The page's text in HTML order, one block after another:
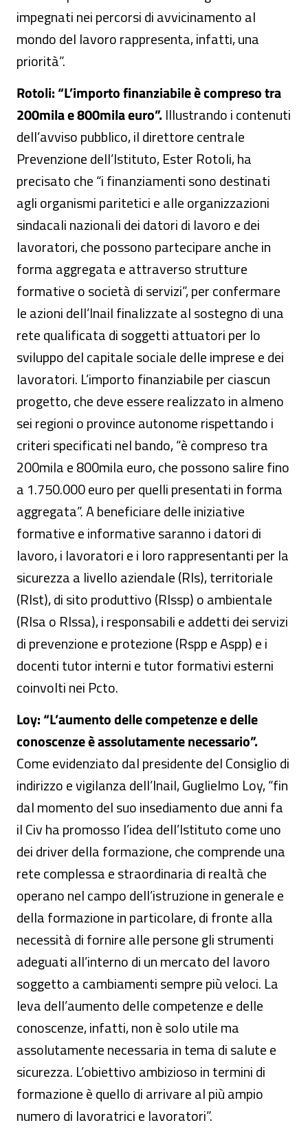
impegnati nei percorsi di avvicinamento al
mondo del lavoro rappresenta, infatti, una
priorità”.
Rotoli: “L’importo finanziabile è compreso tra
200mila e 800mila euro”. Illustrando i contenuti
dell’avviso pubblico, il direttore centrale
Prevenzione dell’Istituto, Ester Rotoli, ha
precisato che “i finanziamenti sono destinati
agli organismi paritetici e alle organizzazioni
sindacali nazionali dei datori di lavoro e dei
lavoratori, che possono partecipare anche in
forma aggregata e attraverso strutture
formative o società di servizi”, per confermare
le azioni dell’Inail finalizzate al sostegno di una
rete qualificata di soggetti attuatori per lo
sviluppo del capitale sociale delle imprese e dei
lavoratori. L’importo finanziabile per ciascun
progetto, che deve essere realizzato in almeno
sei regioni o province autonome rispettando i
criteri specificati nel bando, “è compreso tra
200mila e 800mila euro, che possono salire fino
a 1.750.000 euro per quelli presentati in forma
aggregata”. A beneficiare delle iniziative
formative e informative saranno i datori di
lavoro, i lavoratori e i loro rappresentanti per la
sicurezza a livello aziendale (Rls), territoriale
(Rlst), di sito produttivo (Rlssp) o ambientale
(Rlsa o Rlssa), i responsabili e addetti dei servizi
di prevenzione e protezione (Rspp e Aspp) e i
docenti tutor interni e tutor formativi esterni
coinvolti nei Pcto.
Loy: “L’aumento delle competenze e delle
conoscenze è assolutamente necessario”.
Come evidenziato dal presidente del Consiglio di
indirizzo e vigilanza dell’Inail, Guglielmo Loy, “fin
dal momento del suo insediamento due anni fa
il Civ ha promosso l’idea dell’Istituto come uno
dei driver della formazione, che comprende una
rete complessa e straordinaria di realtà che
operano nel campo dell’istruzione in generale e
della formazione in particolare, di fronte alla
necessità di fornire alle persone gli strumenti
adeguati all’interno di un mercato del lavoro
soggetto a cambiamenti sempre più veloci. La
leva dell’aumento delle competenze e delle
conoscenze, infatti, non è solo utile ma
assolutamente necessaria in tema di salute e
sicurezza. L’obiettivo ambizioso in termini di
formazione è quello di arrivare al più ampio
numero di lavoratrici e lavoratori”.